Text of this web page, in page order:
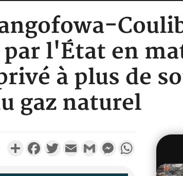
l'État en
à plus de
gaz naturel
PartagerFacebookTwitterEmail Gmail MessengerWhatsApp